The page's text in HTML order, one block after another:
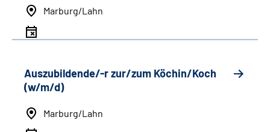
Marburg/Lahn
Auszubildende/-r zur/zum Köchin/Koch
(w/m/d)
Marburg/Lahn